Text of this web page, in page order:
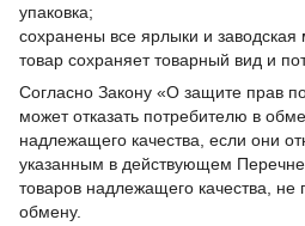
упаковка;
сохранены все ярлыки и заводская
товар сохраняет товарный вид и
Согласно Закону «О защите прав
может отказать потребителю в
надлежащего качества, если они
указанным в действующем
товаров надлежащего качества, не
обмену.